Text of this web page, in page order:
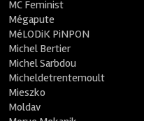
MC Feminist
Mégapute
MéLODiK PiNPON
Michel Bertier
Michel Sarbdou
Micheldetrentemoult
Mieszko
Moldav